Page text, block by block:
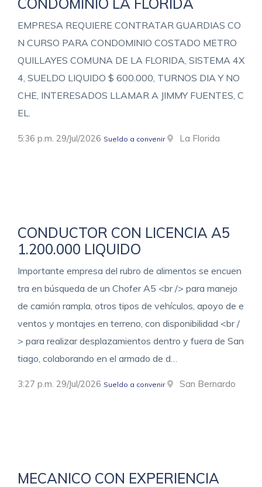
EMPRESA REQUIERE CONTRATAR GUARDIAS CO
N CURSO PARA CONDOMINIO COSTADO METRO
QUILLAYES COMUNA DE LA FLORIDA, SISTEMA 4X
4, SUELDO LIQUIDO $ 600.000, TURNOS DIA Y NO
CHE, INTERESADOS LLAMAR A JIMMY FUENTES, C
EL.
5:36 p.m. 29/Jul/2026 Sueldo a convenir La Florida
CONDUCTOR CON LICENCIA A5
1.200.000 LIQUIDO
Importante empresa del rubro de alimentos se encuen
tra en búsqueda de un Chofer A5 <br /> para manejo
de camión rampla, otros tipos de vehículos, apoyo de e
ventos y montajes en terreno, con disponibilidad <br /
> para realizar desplazamientos dentro y fuera de San
tiago, colaborando en el armado de d…
3:27 p.m. 29/Jul/2026 Sueldo a convenir San Bernardo
MECANICO CON EXPERIENCIA